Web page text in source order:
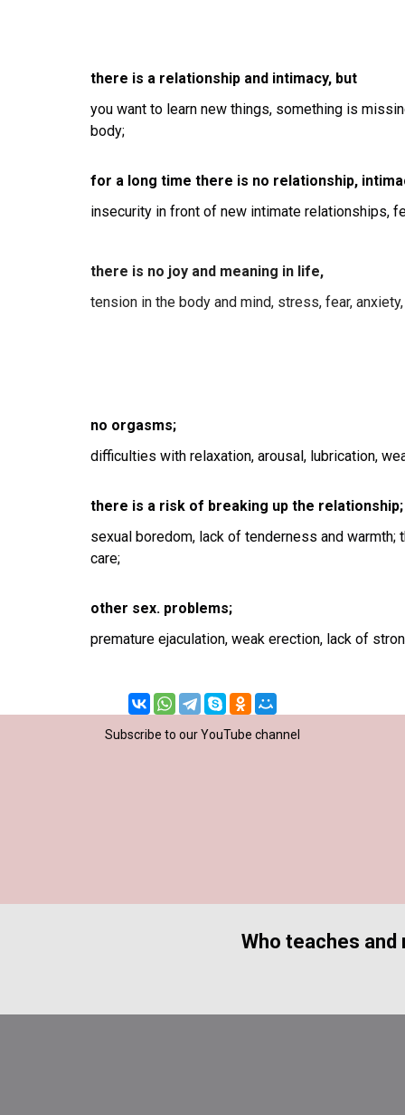
there is a relationship and intimacy, but
you want to learn new things, something is
body;
for a long time there is no relationship,
insecurity in front of new intimate relationships,
there is no joy and meaning in life,
tension in the body and mind, stress, fear,
no orgasms;
difficulties with relaxation, arousal, lubrication,
there is a risk of breaking up the relationship;
sexual boredom, lack of tenderness and
care;
other sex. problems;
premature ejaculation, weak erection, lack of
Subscribe to our YouTube channel
Who teaches